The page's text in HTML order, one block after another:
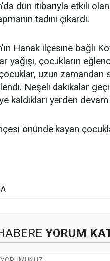
dün itibarıyla etkili
tadını çıkardı.
Hanak ilçesine bağlı
yağışı, çocukların
uzun zamandan
Neşeli dakikalar
kaldıkları yerden
önünde kayan
YORUM